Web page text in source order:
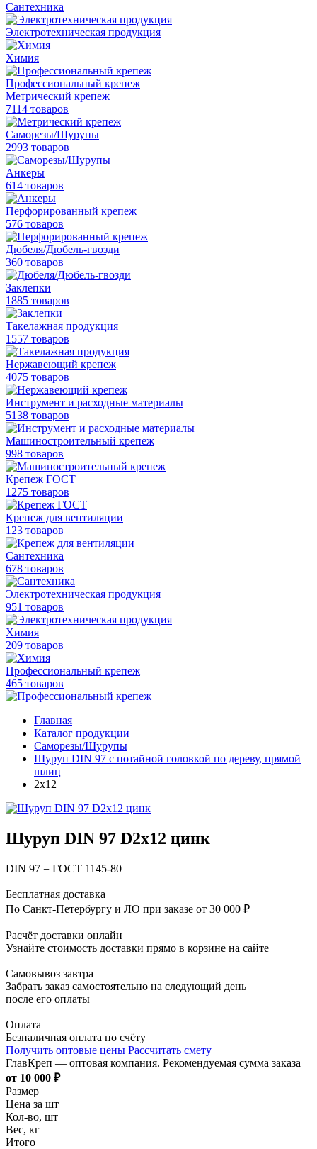
Сантехника
Электротехническая продукция
Химия
Профессиональный крепеж
Метрический крепеж
7114 товаров
Саморезы/Шурупы
2993 товаров
Анкеры
614 товаров
Перфорированный крепеж
576 товаров
Дюбеля/Дюбель-гвозди
360 товаров
Заклепки
1885 товаров
Такелажная продукция
1557 товаров
Нержавеющий крепеж
4075 товаров
Инструмент и расходные материалы
5138 товаров
Машиностроительный крепеж
998 товаров
Крепеж ГОСТ
1275 товаров
Крепеж для вентиляции
123 товаров
Сантехника
678 товаров
Электротехническая продукция
951 товаров
Химия
209 товаров
Профессиональный крепеж
465 товаров
Главная
Каталог продукции
Саморезы/Шурупы
Шуруп DIN 97 с потайной головкой по дереву, прямой
шлиц
2x12
Шуруп DIN 97 D2х12 цинк
DIN 97 = ГОСТ 1145-80
Бесплатная доставка
По Санкт-Петербургу и ЛО при заказе от 30 000 ₽
Расчёт доставки онлайн
Узнайте стоимость доставки прямо в корзине на сайте
Самовывоз завтра
Забрать заказ самостоятельно на следующий день
после его оплаты
Оплата
Безналичная оплата по счёту
Получить оптовые цены Рассчитать смету
ГлавКреп — оптовая компания. Рекомендуемая сумма заказа
от 10 000 ₽
Размер
Цена за шт
Кол-во, шт
Вес, кг
Итого